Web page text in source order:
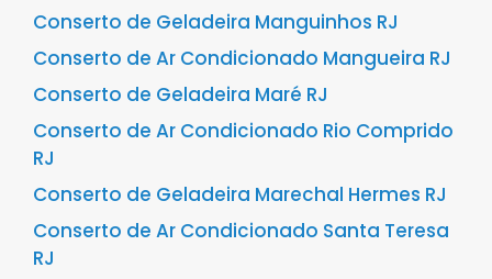
Conserto de Geladeira Manguinhos RJ
Conserto de Ar Condicionado Mangueira RJ
Conserto de Geladeira Maré RJ
Conserto de Ar Condicionado Rio Comprido
RJ
Conserto de Geladeira Marechal Hermes RJ
Conserto de Ar Condicionado Santa Teresa
RJ